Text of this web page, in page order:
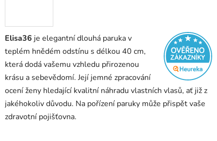
Elisa36 je elegantní dlouhá paruka v
teplém hnědém odstínu s délkou 40 cm,
která dodá vašemu vzhledu přirozenou
krásu a sebevědomí. Její jemné zpracování
ocení ženy hledající kvalitní náhradu vlastních vlasů, ať již z
jakéhokoliv důvodu. Na pořízení paruky může přispět vaše
zdravotní pojišťovna.